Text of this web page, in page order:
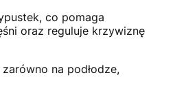
co pomaga
oraz reguluje krzywiznę
na podłodze,